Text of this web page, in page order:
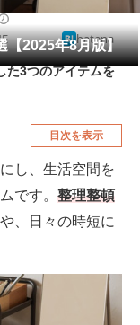
お酒
【2025年8月版】
hatena
た3つのアイテムを
目次を表示
し、生活空間を
です。 整理整頓
、日々の時短に